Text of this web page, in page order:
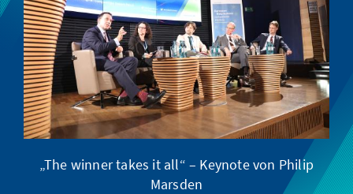
„The winner takes it all“ – Keynote von Philip
Marsden